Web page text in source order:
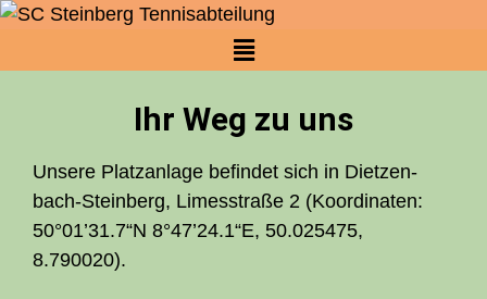
Ihr Weg zu uns
Unse­re Platz­an­la­ge befin­det sich in Diet­zen­
bach-Stein­berg, Limes­stra­ße 2 (Koor­di­na­ten:
50°01’31.7“N 8°47’24.1“E, 50.025475,
8.790020).